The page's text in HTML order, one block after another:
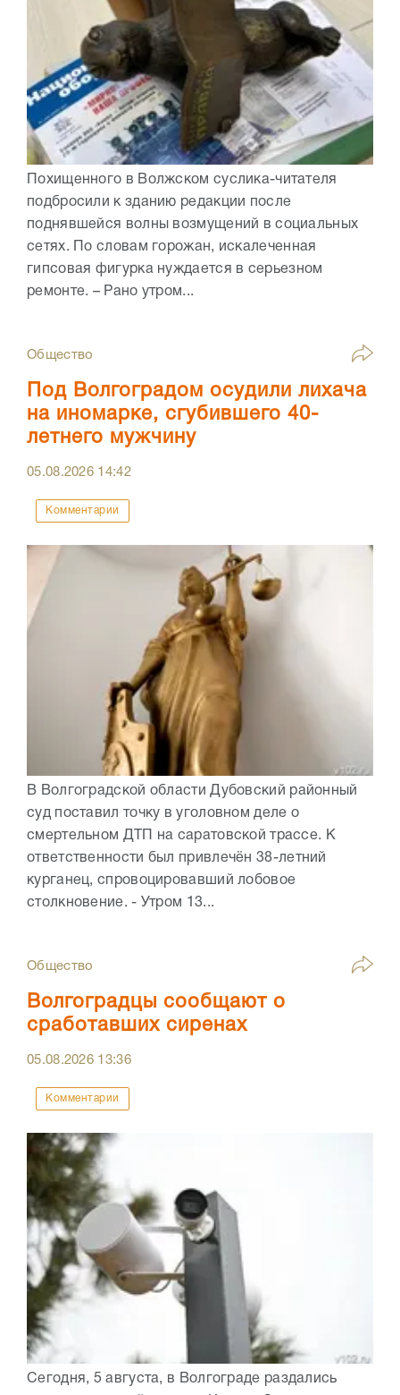
Похищенного в Волжском суслика-читателя
подбросили к зданию редакции после
поднявшейся волны возмущений в социальных
сетях. По словам горожан, искалеченная
гипсовая фигурка нуждается в серьезном
ремонте. – Рано утром...
Общество
Под Волгоградом осудили лихача
на иномарке, сгубившего 40-
летнего мужчину
05.08.2026 14:42
Комментарии
В Волгоградской области Дубовский районный
суд поставил точку в уголовном деле о
смертельном ДТП на саратовской трассе. К
ответственности был привлечён 38-летний
курганец, спровоцировавший лобовое
столкновение. - Утром 13...
Общество
Волгоградцы сообщают о
сработавших сиренах
05.08.2026 13:36
Комментарии
Сегодня, 5 августа, в Волгограде раздались